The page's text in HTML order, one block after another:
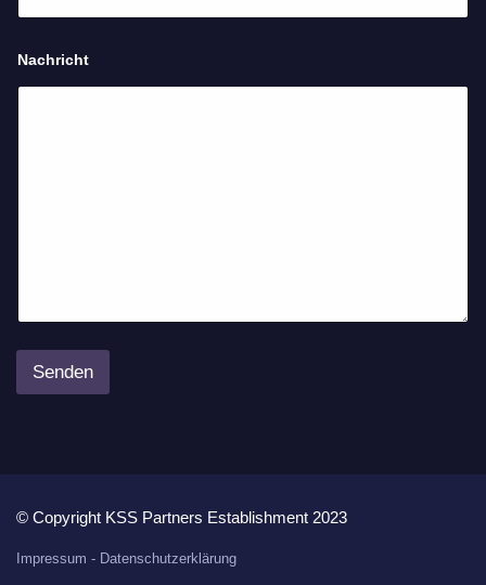
a
Nachricht
Senden
© Copyright KSS Partners Establishment 2023
Impressum - Datenschutzerklärung